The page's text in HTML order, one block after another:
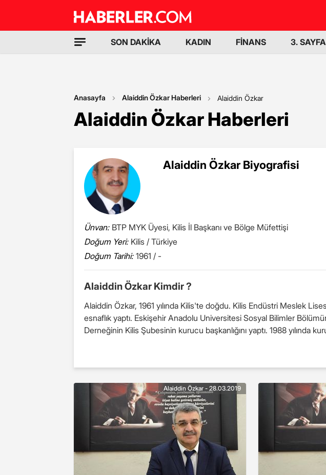
SON DAKİKA KADIN FİNANS 3. SAYFA
Anasayfa Alaiddin Özkar Haberleri Alaiddin Özkar
Alaiddin Özkar Haberleri
Alaiddin Özkar Biyografisi
Ünvan: BTP MYK Üyesi, Kilis İl Başkanı ve Bölge Müfettişi
Doğum Yeri: Kilis / Türkiye
Doğum Tarihi: 1961 / -
Alaiddin Özkar Kimdir ?
Alaiddin Özkar, 1961 yılında Kilis'te doğdu. Kilis Endüstri Meslek
esnaflık yaptı. Eskişehir Anadolu Universitesi Sosyal Bilimler Bölümünü okudu. 1985 yılında Prof. Dr. Haydar Baş ile tanışan
Derneğinin Kilis
Alaiddin Özkar - 28.03.2019